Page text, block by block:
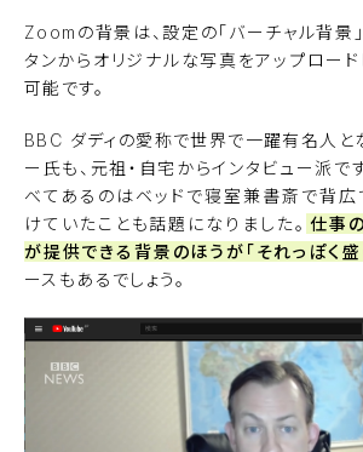
Zoomの背景は、設定の「バーチャル背景
タンからオリジナルな写真をアップロー
可能です。
BBC ダディの愛称で世界で一躍有名人と
ー氏も、元祖・自宅からインタビュー派で
べてあるのはベッドで寝室兼書斎で背広
けていたことも話題になりました。 仕事
が提供できる背景のほうが「それっぽく盛
ースもあるでしょう。